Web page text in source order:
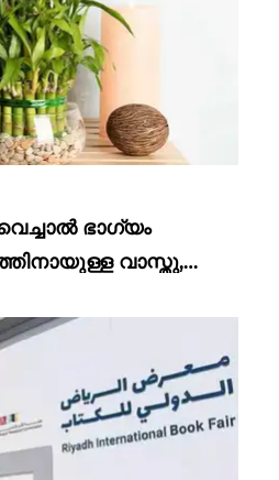
ഭാഗ്യം
വാസ്തു,